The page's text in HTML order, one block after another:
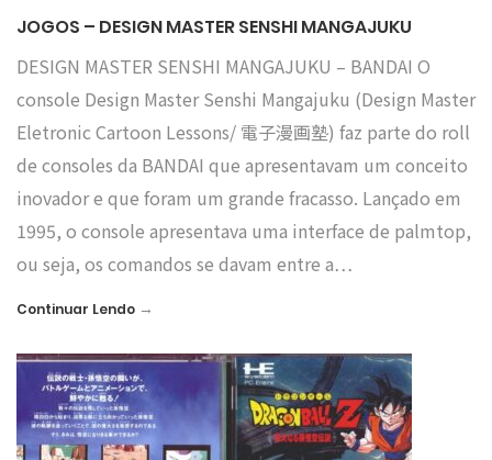
JOGOS – DESIGN MASTER SENSHI MANGAJUKU
DESIGN MASTER SENSHI MANGAJUKU – BANDAI O
console Design Master Senshi Mangajuku (Design Master
Eletronic Cartoon Lessons/ 電子漫画塾) faz parte do roll
de consoles da BANDAI que apresentavam um conceito
inovador e que foram um grande fracasso. Lançado em
1995, o console apresentava uma interface de palmtop,
ou seja, os comandos se davam entre a…
Continuar Lendo →